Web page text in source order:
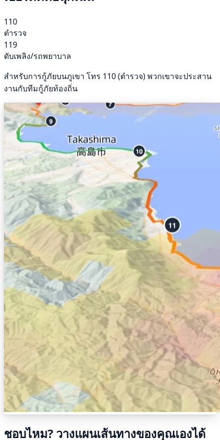
110
ตำรวจ
119
ดับเพลิง/รถพยาบาล
สำหรับการกู้ภัยบนภูเขา โทร 110 (ตำรวจ) พวกเขาจะประสาน
งานกับทีมกู้ภัยท้องถิ่น
ชอบไหม? วางแผนเส้นทางของคุณเองได้